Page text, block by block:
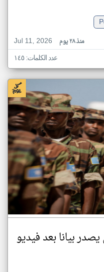
Jul 11, 2026
منذ ٢٨ يوم
عدد الكلمات: ١٤٥
بيانا بعد فيديو